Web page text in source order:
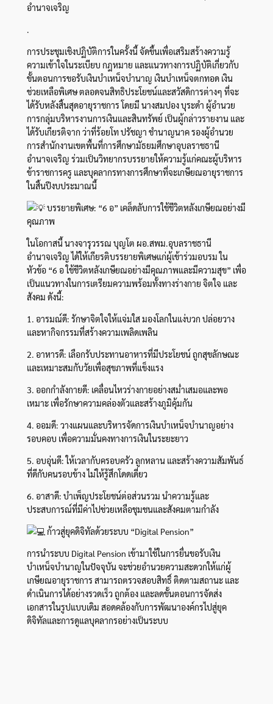
อำนาจเจริญ
.
การประชุมเชิงปฏิบัติการในครั้งนี้ จัดขึ้นเพื่อเสริมสร้างความรู้
ความเข้าใจในระเบียบ กฎหมาย และแนวทางการปฏิบัติเกี่ยวกับ
ขั้นตอนการขอรับเงินบำเหน็จบำนาญ เงินบำเหน็จตกทอด เงิน
ช่วยเหลือพิเศษ ตลอดจนสิทธิประโยชน์และสวัสดิการต่างๆ ที่จะ
ได้รับหลังสิ้นสุดอายุราชการ โดยมี นางสมปอง บุระดำ ผู้อำนวย
การกลุ่มบริหารงานการเงินและสินทรัพย์ เป็นผู้กล่าวรายงาน และ
ได้รับเกียรติจาก ว่าที่ร้อยโท ปรัชญา ชำนาญนาค รองผู้อำนวย
การสำนักงานเขตพื้นที่การศึกษามัธยมศึกษาอุบลราชธานี
อำนาจเจริญ ร่วมเป็นวิทยากรบรรยายให้ความรู้แก่คณะผู้บริหาร
ข้าราชการครู และบุคลากรทางการศึกษาที่จะเกษียณอายุราชการ
ในสิ้นปีงบประมาณนี้
บรรยายพิเศษ: “6 อ” เคล็ดลับการใช้ชีวิตหลังเกษียณอย่างมี
คุณภาพ
ในโอกาสนี้ นางจารุวรรณ บุญโต ผอ.สพม.อุบลราชธานี
อำนาจเจริญ ได้ให้เกียรติบรรยายพิเศษแก่ผู้เข้าร่วมอบรม ใน
หัวข้อ “6 อ ใช้ชีวิตหลังเกษียณอย่างมีคุณภาพและมีความสุข” เพื่อ
เป็นแนวทางในการเตรียมความพร้อมทั้งทางร่างกาย จิตใจ และ
สังคม ดังนี้:
1. อารมณ์ดี: รักษาจิตใจให้แจ่มใส มองโลกในแง่บวก ปล่อยวาง
และหากิจกรรมที่สร้างความเพลิดเพลิน
2. อาหารดี: เลือกรับประทานอาหารที่มีประโยชน์ ถูกสุขลักษณะ
และเหมาะสมกับวัยเพื่อสุขภาพที่แข็งแรง
3. ออกกำลังกายดี: เคลื่อนไหวร่างกายอย่างสม่ำเสมอและพอ
เหมาะ เพื่อรักษาความคล่องตัวและสร้างภูมิคุ้มกัน
4. ออมดี: วางแผนและบริหารจัดการเงินบำเหน็จบำนาญอย่าง
รอบคอบ เพื่อความมั่นคงทางการเงินในระยะยาว
5. อบอุ่นดี: ให้เวลากับครอบครัว ลูกหลาน และสร้างความสัมพันธ์
ที่ดีกับคนรอบข้าง ไม่ให้รู้สึกโดดเดี่ยว
6. อาสาดี: บำเพ็ญประโยชน์ต่อส่วนรวม นำความรู้และ
ประสบการณ์ที่มีค่าไปช่วยเหลือชุมชนและสังคมตามกำลัง
ก้าวสู่ยุคดิจิทัลด้วยระบบ “Digital Pension”
การนำระบบ Digital Pension เข้ามาใช้ในการยื่นขอรับเงิน
บำเหน็จบำนาญในปัจจุบัน จะช่วยอำนวยความสะดวกให้แก่ผู้
เกษียณอายุราชการ สามารถตรวจสอบสิทธิ์ ติดตามสถานะ และ
ดำเนินการได้อย่างรวดเร็ว ถูกต้อง และลดขั้นตอนการจัดส่ง
เอกสารในรูปแบบเดิม สอดคล้องกับการพัฒนาองค์กรไปสู่ยุค
ดิจิทัลและการดูแลบุคลากรอย่างเป็นระบบ